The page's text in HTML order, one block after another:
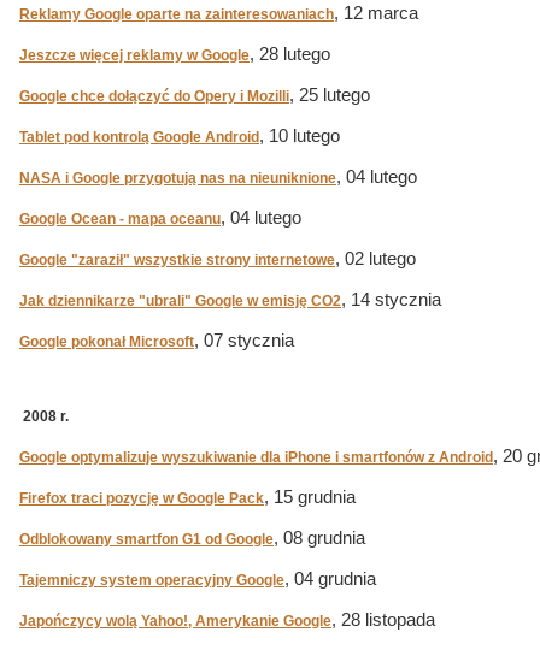
Reklamy Google oparte na zainteresowaniach, 12 marca
Jeszcze więcej reklamy w Google, 28 lutego
Google chce dołączyć do Opery i Mozilli, 25 lutego
Tablet pod kontrolą Google Android , 10 lutego
NASA i Google przygotują nas na nieuniknione, 04 lutego
Google Ocean - mapa oceanu, 04 lutego
Google "zaraził" wszystkie strony internetowe, 02 lutego
Jak dziennikarze "ubrali" Google w emisję CO2, 14 stycznia
Google pokonał Microsoft, 07 stycznia
2008 r.
Google optymalizuje wyszukiwanie dla iPhone i smartfonów z Android , 20
Firefox traci pozycję w Google Pack, 15 grudnia
Odblokowany smartfon G1 od Google, 08 grudnia
Tajemniczy system operacyjny Google, 04 grudnia
Japończycy wolą Yahoo!, Amerykanie Google, 28 listopada